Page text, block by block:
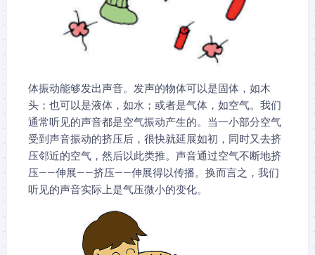
体振动能够发出声音。发声的物体可以是固体，如木
头；也可以是液体，如水；或者是气体，如空气。我们
通常听见的声音都是空气振动产生的。当一小部分空气
受到声音振动的挤压后，很快就延展如初，同时又去挤
压邻近的空气，然后以此类推。声音通过空气不断地挤
压——伸展——挤压——伸展得以传播。换而言之，我们
听见的声音实际上是气压微小的变化。